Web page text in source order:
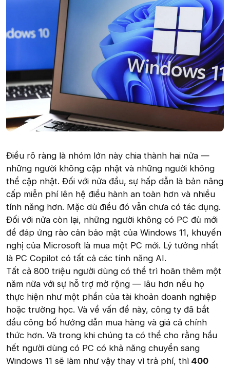
Điều rõ ràng là nhóm lớn này chia thành hai nửa —
những người không cập nhật và những người không
thể cập nhật. Đối với nửa đầu, sự hấp dẫn là bản nâng
cấp miễn phí lên hệ điều hành an toàn hơn và nhiều
tính năng hơn. Mặc dù điều đó vẫn chưa có tác dụng.
Đối với nửa còn lại, những người không có PC đủ mới
để đáp ứng rào cản bảo mật của Windows 11, khuyến
nghị của Microsoft là mua một PC mới. Lý tưởng nhất
là PC Copilot có tất cả các tính năng AI.
Tất cả 800 triệu người dùng có thể trì hoãn thêm một
năm nữa với sự hỗ trợ mở rộng — lâu hơn nếu họ
thực hiện như một phần của tài khoản doanh nghiệp
hoặc trường học. Và về vấn đề này, công ty đã bắt
đầu công bố hướng dẫn mua hàng và giá cả chính
thức hơn. Và trong khi chúng ta có thể cho rằng hầu
hết người dùng có PC có khả năng chuyển sang
Windows 11 sẽ làm như vậy thay vì trả phí, thì 400